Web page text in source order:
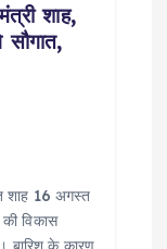
शाह,
16 अगस्त
विकास